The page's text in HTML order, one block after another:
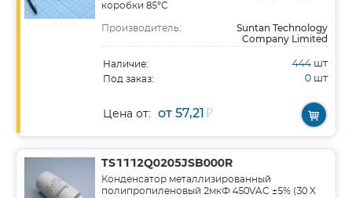
коробки 85°C
Производитель:
Suntan Technology
Company Limited
Наличие: 444 шт
Под заказ: 0 шт
Цена от: от 57,21₽
TS1112Q0205JSB000R
Конденсатор металлизированный
полипропиленовый 2мкФ 450VAC ±5% (30 X